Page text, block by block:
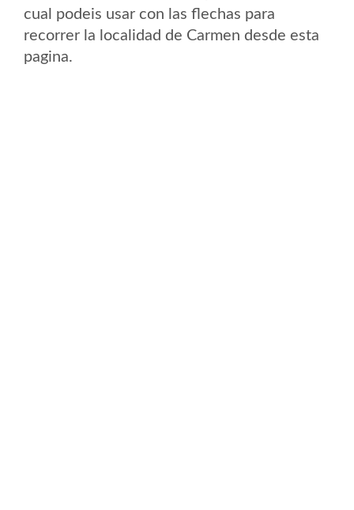
cual podeis usar con las flechas para
recorrer la localidad de Carmen desde esta
pagina.